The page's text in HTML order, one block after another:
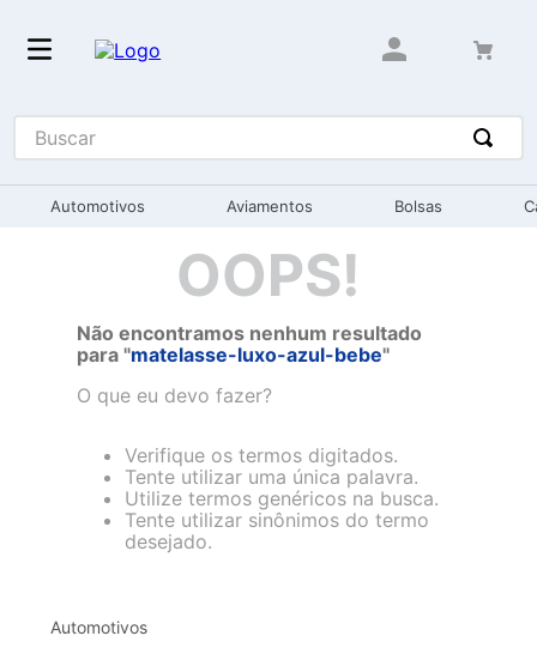
Buscar
Automotivos Aviamentos Bolsas
OOPS!
Não encontramos nenhum resultado
para "matelasse-luxo-azul-bebe"
O que eu devo fazer?
Verifique os termos digitados.
Tente utilizar uma única palavra.
Utilize termos genéricos na busca.
Tente utilizar sinônimos do termo
desejado.
Automotivos